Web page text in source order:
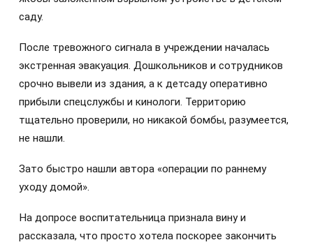
саду.
После тревожного сигнала в учреждении началась
экстренная эвакуация. Дошкольников и сотрудников
срочно вывели из здания, а к детсаду оперативно
прибыли спецслужбы и кинологи. Территорию
тщательно проверили, но никакой бомбы, разумеется,
не нашли.
Зато быстро нашли автора «операции по раннему
уходу домой».
На допросе воспитательница признала вину и
рассказала, что просто хотела поскорее закончить